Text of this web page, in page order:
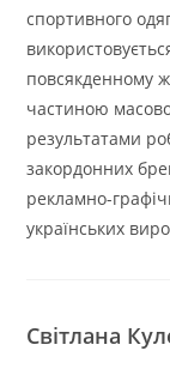
спортивного
повсякденному
частиною
результатами
закордонних
рекламно-
українських
Світлана